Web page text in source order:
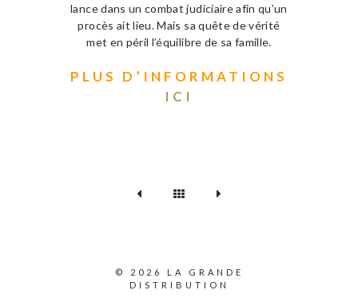
lance dans un combat judiciaire afin qu’un
procès ait lieu. Mais sa quête de vérité
met en péril l’équilibre de sa famille.
PLUS D’INFORMATIONS
ICI
© 2026 LA GRANDE
DISTRIBUTION